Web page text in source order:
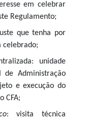
em celebrar
Regulamento;
que tenha por
celebrado;
unidade
de Administração
e execução do
CFA;
: visita técnica